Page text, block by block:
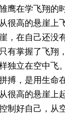
鹰在学飞翔的
很高的悬崖上
，在自己还没
有掌握了飞翔
独立在空中飞
搏，是用生命
很高的悬崖上
制好自己，从